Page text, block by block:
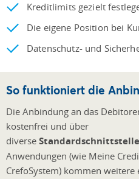
Kreditlimits gezielt
Die eigene Position bei
Datenschutz- und
So funktioniert die
Die Anbindung an das
kostenfrei und über
diverse
Anwendungen (wie Meine
CrefoSystem) kommen